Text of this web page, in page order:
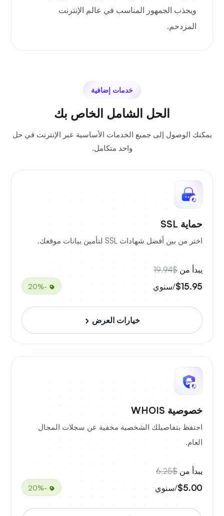
ويجذب الجمهور المناسب في عالم الإنترنت
المزدحم.
خدمات إضافية
الحل الشامل الخاص بك
يمكنك الوصول إلى جميع الخدمات الأساسية عبر الإنترنت في حل
واحد متكامل.
حماية SSL
اختر من بين أفضل شهادات SSL لتأمين بيانات موقعك.
يبدأ من $19.94
$15.95/سنوي -20%
خيارات العرض
خصوصية WHOIS
احتفظ بتفاصيلك الشخصية مخفية عن سجلات المجال
العام.
يبدأ من $6.25
$5.00/سنوي -20%